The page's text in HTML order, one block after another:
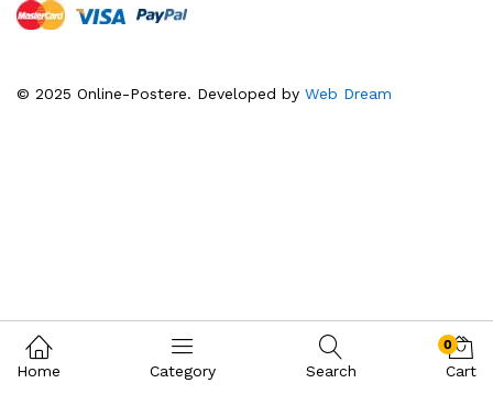
© 2025 Online-Postere. Developed by Web Dream
Home Category Search
0
Cart